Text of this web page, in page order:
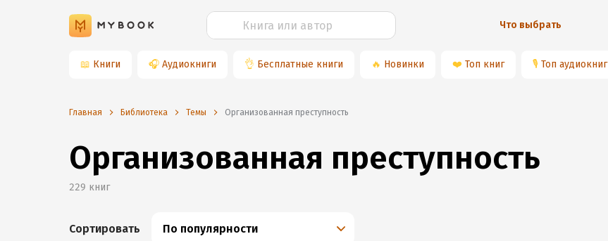
Что выбрать
📖 Книги 🎧 Аудиокниги 👌 Бесплатные книги 🔥 Новинки ❤️ Топ книг 🎙 Топ аудиокниг
Главная Библиотека Темы организованная преступность
Организованная преступность
229 книг
Сортировать По популярности